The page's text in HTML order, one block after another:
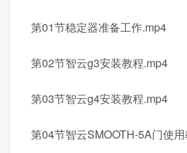
第01节稳定器准备工作.mp4
第02节智云g3安装教程.mp4
第03节智云g4安装教程.mp4
第04节智云SMOOTH-5A门使